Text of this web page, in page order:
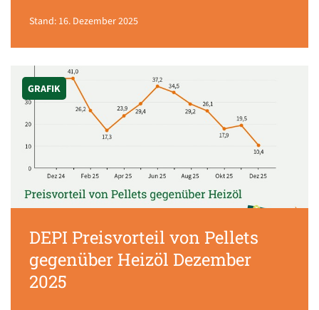
Stand: 16. Dezember 2025
GRAFIK
DEPI Preisvorteil von Pellets
gegenüber Heizöl Dezember
2025